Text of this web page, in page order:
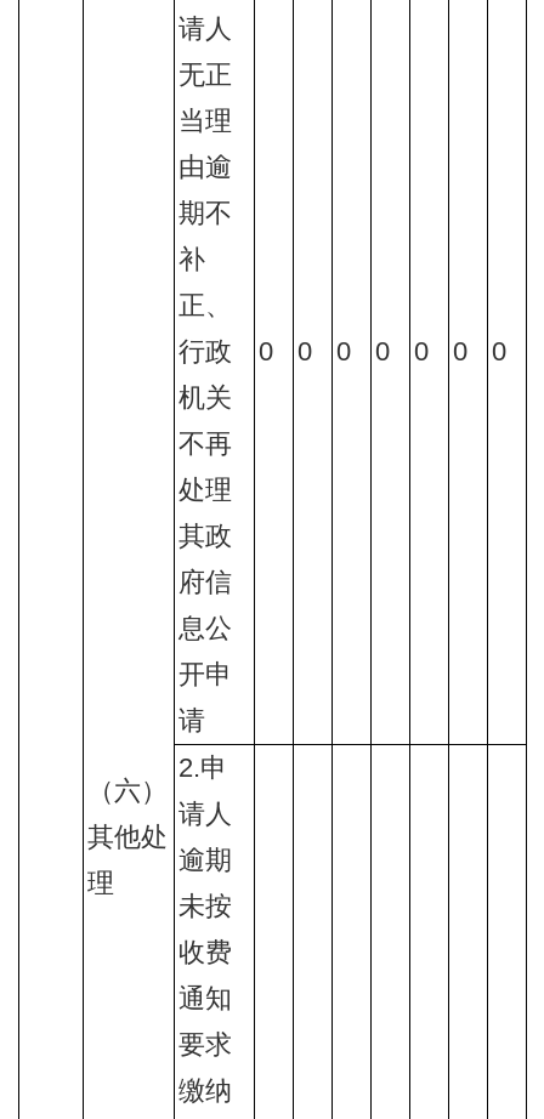
（六）
其他处
理
请人
无正
当理
由逾
期不
补
正、
行政
机关
不再
处理
其政
府信
息公
开申
请
0 0 0 0 0 0 0
2.申
请人
逾期
未按
收费
通知
要求
缴纳